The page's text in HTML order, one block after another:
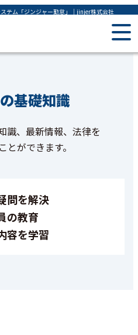
テム「ジンジャー勤怠」｜jinjer株式会社
基礎知識
識、最新情報、法律を
とができます。
問を解決
の教育
容を学習